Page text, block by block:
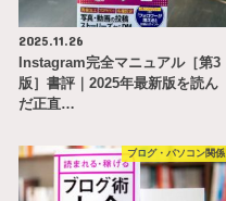
2025.11.26
Instagram完全マニュアル［第3
版］書評｜2025年最新版を読ん
だ正直…
ブログ・パソコン関係